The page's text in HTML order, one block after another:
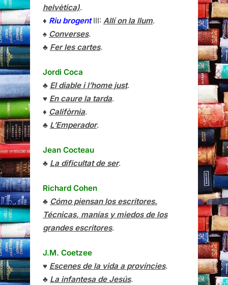
helvètica).
♦ Riu brogentIII: Allí on la llum.
♠ Converses.
♣ Fer les cartes.
Jordi Coca
♣ El diable i l’home just.
♥ En caure la tarda.
♦ Califòrnia.
♣ L’Emperador.
Jean Cocteau
♣ La dificultat de ser.
Richard Cohen
♣ Cómo piensan los escritores.
Técnicas, manías y miedos de los
grandes escritores.
J.M. Coetzee
♥ Escenes de la vida a províncies.
♣ La infantesa de Jesús.